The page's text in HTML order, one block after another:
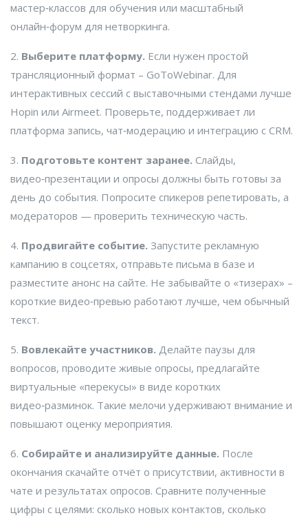
мастер‑классов для обучения или масштабный
онлайн‑форум для нетворкинга.
2. Выберите платформу. Если нужен простой
трансляционный формат – GoToWebinar. Для
интерактивных сессий с выставочными стендами лучше
Hopin или Airmeet. Проверьте, поддерживает ли
платформа запись, чат‑модерацию и интеграцию с CRM.
3. Подготовьте контент заранее. Слайды,
видео‑презентации и опросы должны быть готовы за
день до события. Попросите спикеров репетировать, а
модераторов — проверить техническую часть.
4. Продвигайте событие. Запустите рекламную
кампанию в соцсетях, отправьте письма в базе и
разместите анонс на сайте. Не забывайте о «тизерах» –
короткие видео‑превью работают лучше, чем обычный
текст.
5. Вовлекайте участников. Делайте паузы для
вопросов, проводите живые опросы, предлагайте
виртуальные «перекусы» в виде коротких
видео‑разминок. Такие мелочи удерживают внимание и
повышают оценку мероприятия.
6. Собирайте и анализируйте данные. После
окончания скачайте отчёт о присутствии, активности в
чате и результатах опросов. Сравните полученные
цифры с целями: сколько новых контактов, сколько